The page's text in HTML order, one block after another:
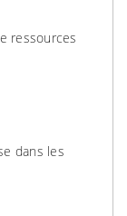
ressources
dans les